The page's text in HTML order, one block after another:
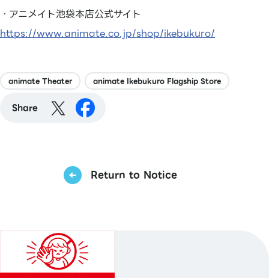
・アニメイト池袋本店公式サイト
https://www.animate.co.jp/shop/ikebukuro/
animate Theater animate Ikebukuro Flagship Store
Share
Return to Notice